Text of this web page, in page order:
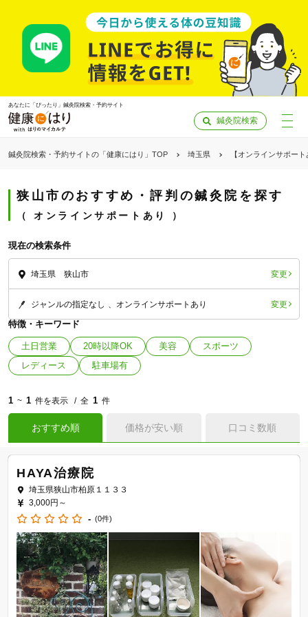
あなたに「ぴったり」鍼灸院検索・予約サイト
鍼灸院検索
鍼灸院検索・予約サイトの「健康にはり」TOP 埼玉県 【オンラインサポー
狭山市のおすすめ・評判の鍼灸院を探す
オンラインサポートあり
現在の検索条件
埼玉県 狭山市 変更
ジャンルの指定なし オンラインサポートあり 変更
特徴・キーワード
土日営業 20時以降OK 美容
スポーツ
レディース
駐車場有
1 ~ 1 件を表示 全 1 件
おすすめ順 価格が安い順 口コミ数順
HAYA治療院
埼玉県狭山市柏原１１３３
3,000円～
- (0件)
「健康にはりを見た」